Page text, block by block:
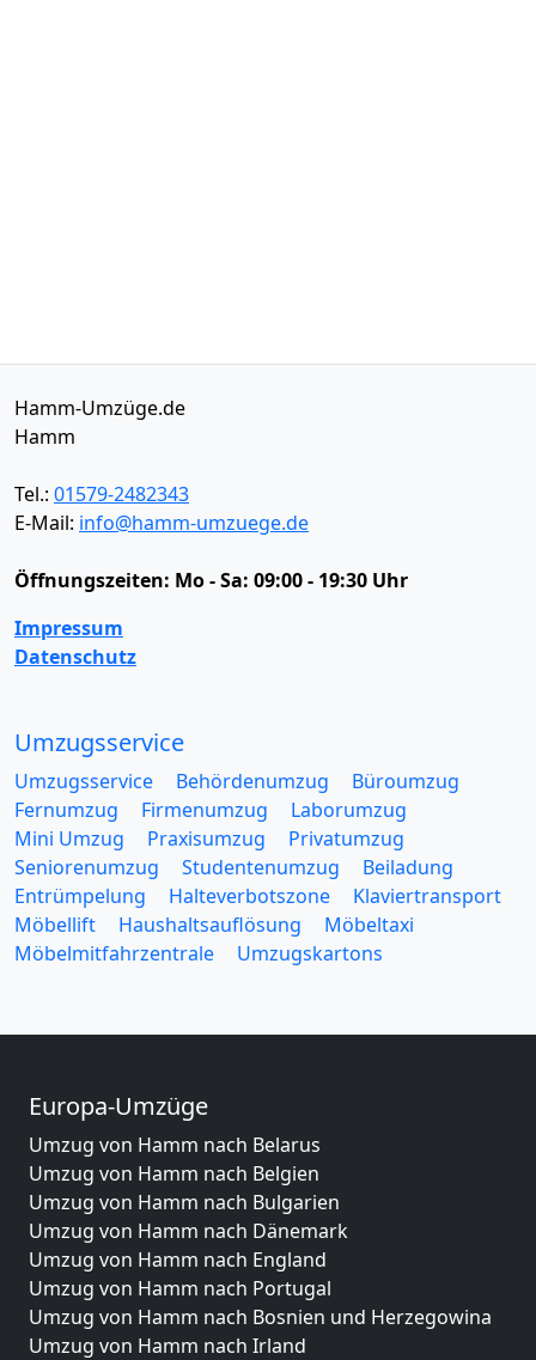
Hamm-Umzüge.de
Hamm
Tel.: 01579-2482343
E-Mail: info@hamm-umzuege.de
Öffnungszeiten: Mo - Sa: 09:00 - 19:30 Uhr
Impressum
Datenschutz
Umzugsservice
Umzugsservice Behördenumzug
Büroumzug
Fernumzug
Firmenumzug
Laborumzug
Mini Umzug
Praxisumzug
Privatumzug
Seniorenumzug
Studentenumzug
Beiladung
Entrümpelung
Halteverbotszone
Klaviertransport
Möbellift
Haushaltsauflösung
Möbeltaxi
Möbelmitfahrzentrale
Umzugskartons
Europa-Umzüge
Umzug von Hamm nach Belarus
Umzug von Hamm nach Belgien
Umzug von Hamm nach Bulgarien
Umzug von Hamm nach Dänemark
Umzug von Hamm nach England
Umzug von Hamm nach Portugal
Umzug von Hamm nach Bosnien und Herzegowina
Umzug von Hamm nach Irland